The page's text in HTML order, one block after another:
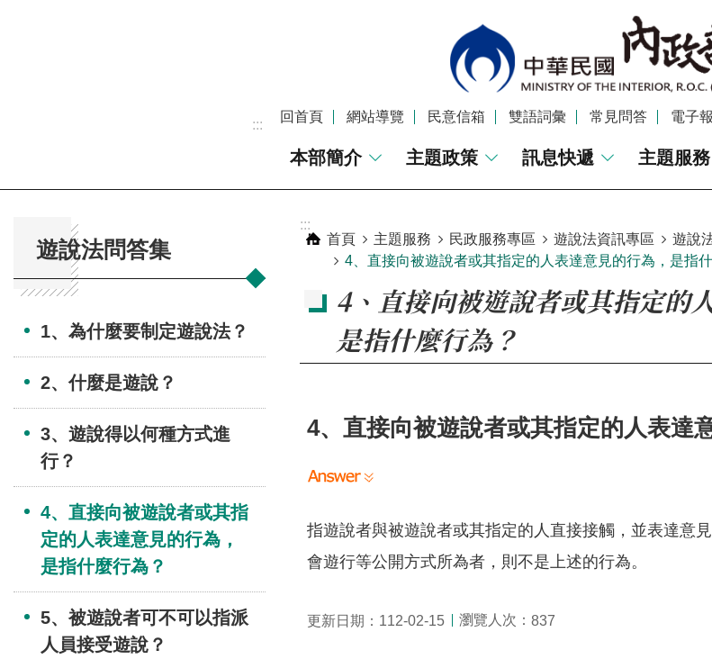
:::
回首頁 網站導覽 民意信箱 雙語詞彙 常見問答 電子報
本部簡介 主題政策 訊息快遞 主題服務
遊說法問答集
1、為什麼要制定遊說法？
2、什麼是遊說？
3、遊說得以何種方式進
行？
4、直接向被遊說者或其指
定的人表達意見的行為，
是指什麼行為？
5、被遊說者可不可以指派
人員接受遊說？
:::
首頁
主題服務 民政服務專區 遊說法資訊專區
遊說
4、直接向被遊說者或其指定的人表達意見的行為，是指
4、直接向被遊說者或其指定的
是指什麼行為？
4、直接向被遊說者或其指定的人表達
指遊說者與被遊說者或其指定的人直接接觸，並表達意
會遊行等公開方式所為者，則不是上述的行為。
更新日期：112-02-15 瀏覽人次： 837